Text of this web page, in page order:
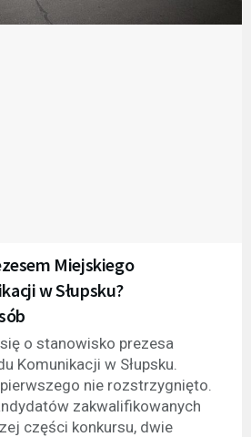
Miejskiego
w Słupsku?
o stanowisko prezesa
Komunikacji w Słupsku.
nie rozstrzygnięto.
zakwalifikowanych
części konkursu, dwie